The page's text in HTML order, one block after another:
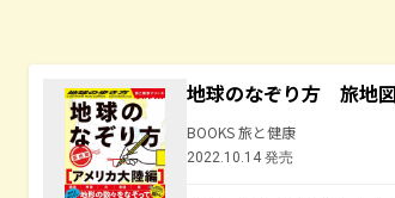
地球のなぞり方 旅地
BOOKS 旅と健康
2022.10.14 発売